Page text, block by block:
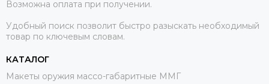
Возможна оплата при получении.
Удобный поиск позволит быстро разыскать необходимый
товар по ключевым словам.
КАТАЛОГ
Макеты оружия массо-габаритные ММГ